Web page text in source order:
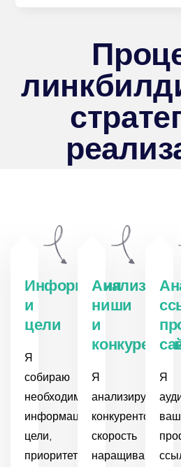
Информация
и
цели
Я
собираю
необходимую
информацию:
цели,
приоритеты,
Анализ
ниши
и
Я
анализирую
конкурентов:
скорость
наращивания
Я
ваш